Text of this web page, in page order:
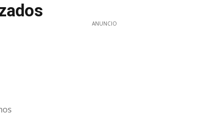
ANUNCIO